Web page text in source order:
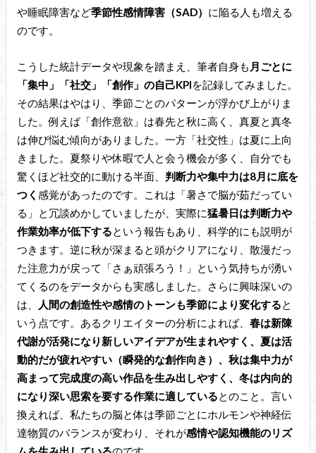
や睡眠障害など季節性感情障害（SAD） に陥る人も増える
のです。
こうした統計データや現象を踏まえ、筆者自身も 月ごとに
「集中」「社交」「創作」の自己KPIを記録してみました。
その結果はやはり、季節ごとのパターンが浮かび上がりま
した。例えば「創作意欲」は春先と秋に高く、真夏と真冬
は伸び悩む傾向がありました。一方「社交性」は夏に上向
きました。夏祭りや休暇で人と会う機会が多く、自分でも
驚くほど社交的に動ける半面、 判断力や集中力は8月に底を
つく 感覚があったのです。これは「暑さで脳が茹だってい
る」と冗談めかしていましたが、実際に猛暑日は判断力や
作業効率が低下するという報告もあり、科学的にも説明が
つきます。逆に秋が深まると頭がクリアになり、散漫だっ
た注意力が戻って「さぁ頑張ろう！」という気持ちが湧い
てくるのをデータからも実感しました。さらに興味深いの
は、
人間の創造性や感情のトーンも季節により変化すると
いう点です。あるクリエイターの分析によれば、 春は新陳
代謝が活発になり新しいアイデアが生まれやすく、夏は活
動的だが疲れやすい（瞬発的な創作向き）、秋は集中力が
高まって完成度の高い作品を生み出しやすく、冬は内向的
になり深い思索を要する作業に適しているとのこと。言い
換えれば、私たちの脳と体は季節ごとにホルモンや神経伝
達物質のバランスが変わり、それが感情や認知機能のリズ